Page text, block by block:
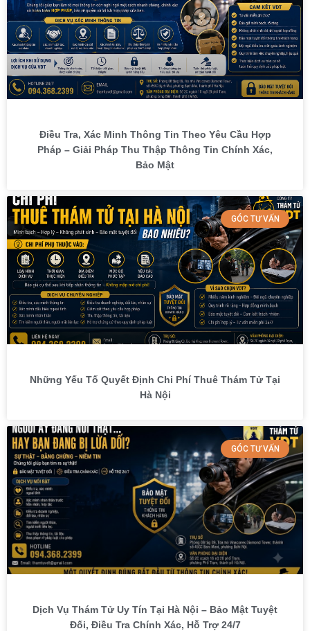
Điều Tra, Xác Minh Thông Tin Theo Yêu Cầu Hợp
Pháp – Giải Pháp Thu Thập Thông Tin Chính Xác,
Bảo Mật
GÓC TƯ VẤN
Những Yếu Tố Quyết Định Chi Phí Thuê Thám Tử Tại
Hà Nội
GÓC TƯ VẤN
Dịch Vụ Thám Tử Uy Tín Tại Hà Nội – Bảo Mật Tuyệt
Đối, Điều Tra Chính Xác, Hỗ Trợ 24/7